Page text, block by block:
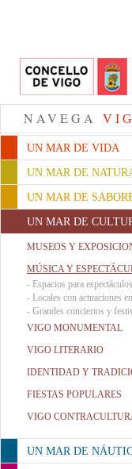
NAVEGA
UN MAR DE VIDA
UN MAR DE
UN MAR DE
UN MAR DE
MUSEOS Y
MÚSICA Y
- Espacios para espectáculos
- Locales con actuaciones
- Grandes conciertos y
VIGO MONUMENTAL
VIGO LITERARIO
IDENTIDAD Y
FIESTAS POPULARES
VIGO
UN MAR DE